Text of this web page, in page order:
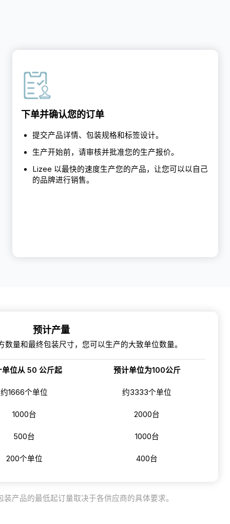
下单并确认您的订单
提交产品详情、包装规格和标签设计。
生产开始前，请审核并批准您的生产报价。
Lizee 以最快的速度生产您的产品，让您可以以自己
的品牌进行销售。
预计产量
数量和最终包装尺寸，您可以生产的大致单位数量。
单位从 50 公斤起 预计单位为100公斤
约1666个单位 约3333个单位
1000台 2000台
500台 1000台
200个单位 400台
产品的最低起订量取决于各供应商的具体要求。